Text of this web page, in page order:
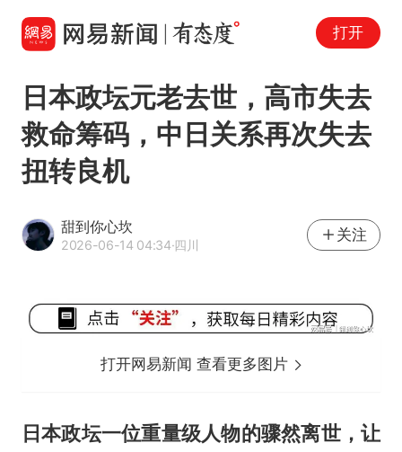
打开
日本政坛元老去世，高市失去
救命筹码，中日关系再次失去
扭转良机
甜到你心坎
2026-06-14 04:34·四川
关注
打开网易新闻 查看更多图片
日本政坛一位重量级人物的骤然离世，让